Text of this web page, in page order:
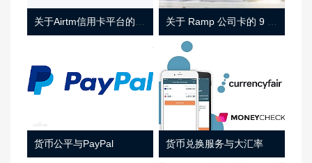
货币公平与PayPal 货币兑换服务与大汇率